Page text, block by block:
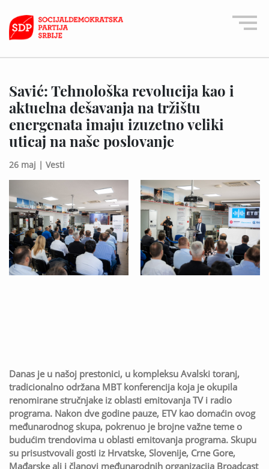
Savić: Tehnološka revolucija kao i
aktuelna dešavanja na tržištu
energenata imaju izuzetno veliki
uticaj na naše poslovanje
26 maj | Vesti
Danas je u našoj prestonici, u kompleksu Avalski toranj,
tradicionalno održana MBT konferencija koja je okupila
renomirane stručnjake iz oblasti emitovanja TV i radio
programa. Nakon dve godine pauze, ETV kao domaćin ovog
međunarodnog skupa, pokrenuo je brojne važne teme o
budućim trendovima u oblasti emitovanja programa. Skupu
su prisustvovali gosti iz Hrvatske, Slovenije, Crne Gore,
Mađarske ali i članovi međunarodnih organizacija Broadcast